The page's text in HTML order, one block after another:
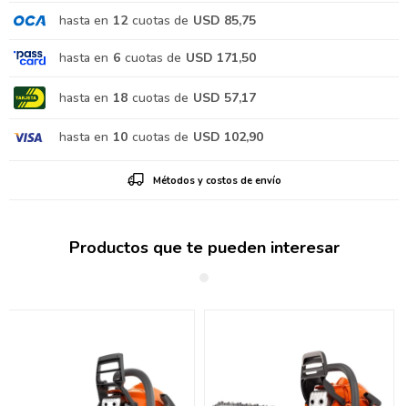
hasta en 12 cuotas de USD 85,75
hasta en 6 cuotas de USD 171,50
hasta en 18 cuotas de USD 57,17
hasta en 10 cuotas de USD 102,90
Métodos y costos de envío
Productos que te pueden interesar